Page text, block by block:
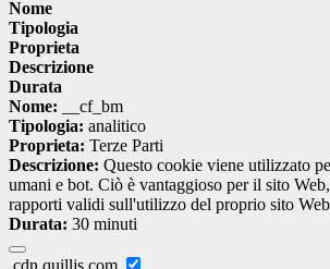
Nome
Tipologia
Proprieta
Descrizione
Durata
Nome: __cf_bm
Tipologia: analitico
Proprieta: Terze Parti
Descrizione: Questo cookie viene utilizzato
umani e bot. Ciò è vantaggioso per il sito
rapporti validi sull'utilizzo del proprio sito
Durata: 30 minuti
.cdn.quilljs.com